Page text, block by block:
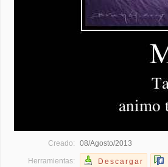
Creado: 08/Agosto/2013
Herramientas: Descargar